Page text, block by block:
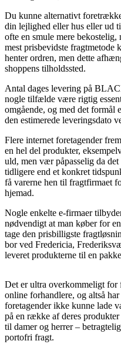
Du kunne alternativt
din lejlighed eller hus eller ud
ofte en smule mere
mest prisbevidste fragtmetode
henter ordren, men dette
shoppens tilholdssted.
Antal dages levering på
nogle tilfælde være rigtig
omgående, og med det formål
den estimerede leveringsdato
Flere internet foretagender
en hel del produkter,
uld, men vær påpasselig da
tidligere end et konkret
få varerne hen til fragtfirmaet
hjemad.
Nogle enkelte e-firmaer
nødvendigt at man køber for
tage den prisbilligste
bor ved Fredericia,
leveret produkterne til en
Det er ultra overkommeligt for
online forhandlere, og altså
foretagender ikke kunne lade
på en række af deres
til damer og herrer –
portofri fragt.